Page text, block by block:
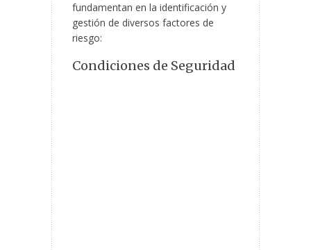
fundamentan en la identificación y
gestión de diversos factores de
riesgo:
Condiciones de Seguridad